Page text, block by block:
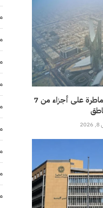
منها الرياض.. سحب ماطرة على أجزاء من 7